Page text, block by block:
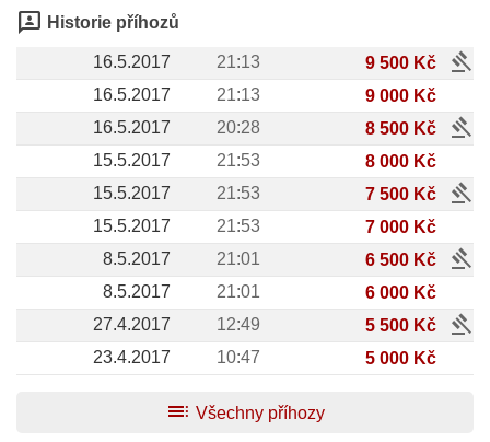
3p Historie příhozů
16.5.2017 21:13 9 500 Kč gavel
16.5.2017 21:13
9 000 Kč
16.5.2017
20:28 8 500 Kč gavel
15.5.2017 21:53
8 000 Kč
15.5.2017
21:53 7 500 Kč gavel
15.5.2017 21:53
7 000 Kč
8.5.2017
21:01 6 500 Kč gavel
8.5.2017 21:01
6 000 Kč
27.4.2017
12:49 5 500 Kč gavel
23.4.2017 10:47 5 000 Kč
toc Všechny příhozy